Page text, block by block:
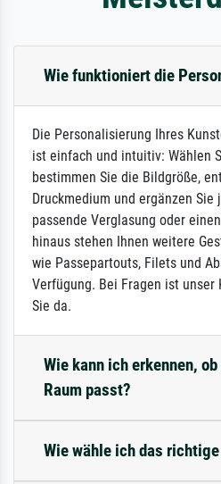
Wie funktioniert die
Die Personalisierung Ihres
ist einfach und intuitiv: Wählen
bestimmen Sie die Bildgröße,
Druckmedium und ergänzen
passende Verglasung oder
hinaus stehen Ihnen weitere
wie Passepartouts, Filets und
Verfügung. Bei Fragen ist unser
Sie da.
Wie kann ich erkennen,
Raum passt?
Wie wähle ich das